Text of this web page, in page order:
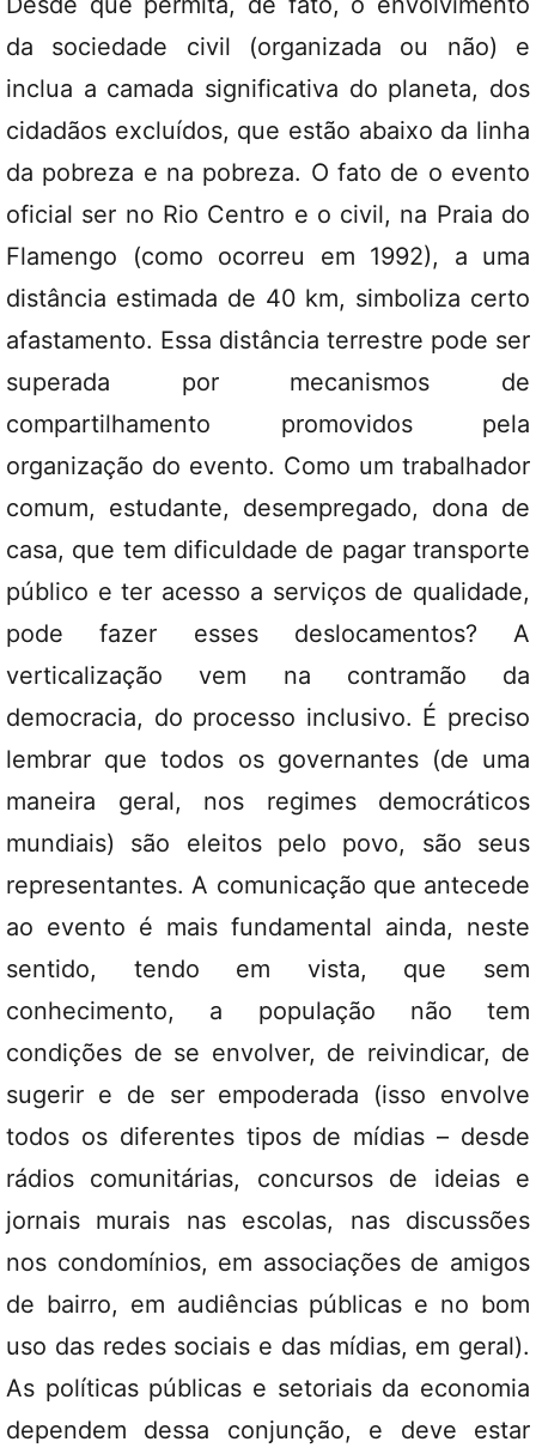
da sociedade civil (organizada ou não) e
inclua a camada significativa do planeta, dos
cidadãos excluídos, que estão abaixo da linha
da pobreza e na pobreza. O fato de o evento
oficial ser no Rio Centro e o civil, na Praia do
Flamengo (como ocorreu em 1992), a uma
distância estimada de 40 km, simboliza certo
afastamento. Essa distância terrestre pode ser
superada por mecanismos de
compartilhamento promovidos pela
organização do evento. Como um trabalhador
comum, estudante, desempregado, dona de
casa, que tem dificuldade de pagar transporte
público e ter acesso a serviços de qualidade,
pode fazer esses deslocamentos? A
verticalização vem na contramão da
democracia, do processo inclusivo. É preciso
lembrar que todos os governantes (de uma
maneira geral, nos regimes democráticos
mundiais) são eleitos pelo povo, são seus
representantes. A comunicação que antecede
ao evento é mais fundamental ainda, neste
sentido, tendo em vista, que sem
conhecimento, a população não tem
condições de se envolver, de reivindicar, de
sugerir e de ser empoderada (isso envolve
todos os diferentes tipos de mídias – desde
rádios comunitárias, concursos de ideias e
jornais murais nas escolas, nas discussões
nos condomínios, em associações de amigos
de bairro, em audiências públicas e no bom
uso das redes sociais e das mídias, em geral).
As políticas públicas e setoriais da economia
dependem dessa conjunção, e deve estar